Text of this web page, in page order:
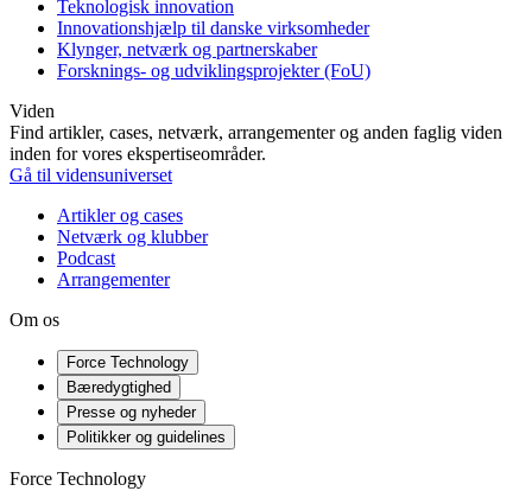
Teknologisk innovation
Innovationshjælp til danske virksomheder
Klynger, netværk og partnerskaber
Forsknings- og udviklingsprojekter (FoU)
Viden
Find artikler, cases, netværk, arrangementer og anden faglig viden
inden for vores ekspertiseområder.
Gå til vidensuniverset
Artikler og cases
Netværk og klubber
Podcast
Arrangementer
Om os
Force Technology
Bæredygtighed
Presse og nyheder
Politikker og guidelines
Force Technology